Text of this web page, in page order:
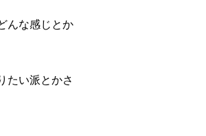
んな感じとか
たい派とかさ